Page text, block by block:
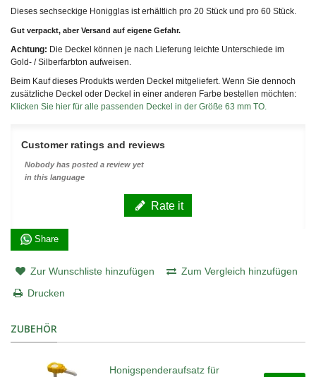
Dieses sechseckige Honigglas ist erhältlich pro 20 Stück und pro 60 Stück.
Gut verpackt, aber Versand auf eigene Gefahr.
Achtung: Die Deckel können je nach Lieferung leichte Unterschiede im
Gold- / Silberfarbton aufweisen.
Beim Kauf dieses Produkts werden Deckel mitgeliefert. Wenn Sie dennoch
zusätzliche Deckel oder Deckel in einer anderen Farbe bestellen möchten:
Klicken Sie hier für alle passenden Deckel in der Größe 63 mm TO.
Customer ratings and reviews
Nobody has posted a review yet
in this language
Rate it
Share
Zur Wunschliste hinzufügen
Zum Vergleich hinzufügen
Drucken
ZUBEHÖR
Honigspenderaufsatz für